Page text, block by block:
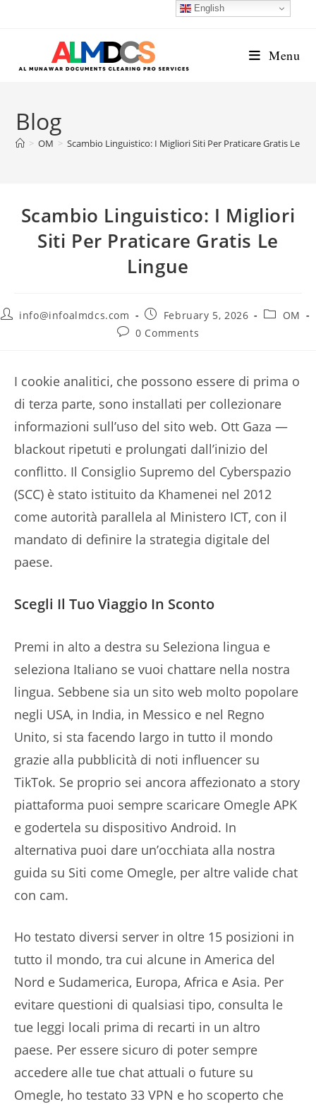
Menu
Blog
> OM > Scambio Linguistico: I Migliori Siti Per Praticare Gratis Le
Scambio Linguistico: I Migliori
Siti Per Praticare Gratis Le
Lingue
Postinfo@infoalmdcs.com
Post
published:
February 5, 2026
PostOM
Post0 Comments
I cookie analitici, che possono essere di prima o
di terza parte, sono installati per collezionare
informazioni sull’uso del sito web. Ott Gaza —
blackout ripetuti e prolungati dall’inizio del
conflitto. Il Consiglio Supremo del Cyberspazio
(SCC) è stato istituito da Khamenei nel 2012
come autorità parallela al Ministero ICT, con il
mandato di definire la strategia digitale del
paese.
Scegli Il Tuo Viaggio In Sconto
Premi in alto a destra su Seleziona lingua e
seleziona Italiano se vuoi chattare nella nostra
lingua. Sebbene sia un sito web molto popolare
negli USA, in India, in Messico e nel Regno
Unito, si sta facendo largo in tutto il mondo
grazie alla pubblicità di noti influencer su
TikTok. Se proprio sei ancora affezionato a story
piattaforma puoi sempre scaricare Omegle APK
e godertela su dispositivo Android. In
alternativa puoi dare un’occhiata alla nostra
guida su Siti come Omegle, per altre valide chat
con cam.
Ho testato diversi server in oltre 15 posizioni in
tutto il mondo, tra cui alcune in America del
Nord e Sudamerica, Europa, Africa e Asia. Per
evitare questioni di qualsiasi tipo, consulta le
tue leggi locali prima di recarti in un altro
paese. Per essere sicuro di poter sempre
accedere alle tue chat attuali o future su
Omegle, ho testato 33 VPN e ho scoperto che
English